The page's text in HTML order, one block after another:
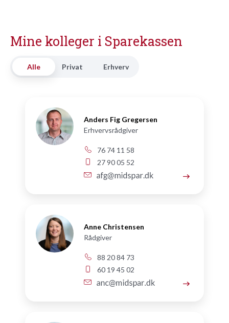
Mine kolleger i Sparekassen
Alle Privat Erhverv
Anders Fig Gregersen
Erhvervsrådgiver
76 74 11 58
27 90 05 52
Anne Christensen
Rådgiver
88 20 84 73
60 19 45 02